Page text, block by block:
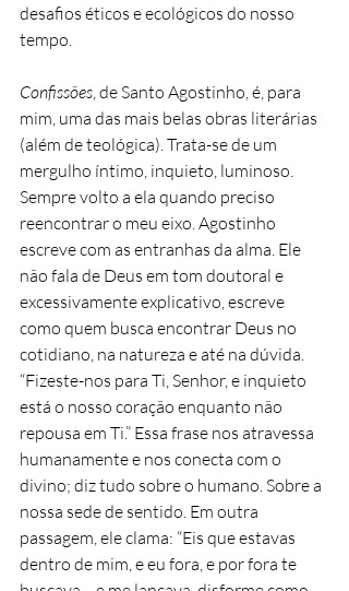
desafios éticos e ecológicos do nosso
tempo.
Confissões , de Santo Agostinho, é, para
mim, uma das mais belas obras literárias
(além de teológica). Trata-se de um
mergulho íntimo, inquieto, luminoso.
Sempre volto a ela quando preciso
reencontrar o meu eixo. Agostinho
escreve com as entranhas da alma. Ele
não fala de Deus em tom doutoral e
excessivamente explicativo, escreve
como quem busca encontrar Deus no
cotidiano, na natureza e até na dúvida.
“Fizeste-nos para Ti, Senhor, e inquieto
está o nosso coração enquanto não
repousa em Ti.” Essa frase nos atravessa
humanamente e nos conecta com o
divino; diz tudo sobre o humano. Sobre a
nossa sede de sentido. Em outra
passagem, ele clama: “Eis que estavas
dentro de mim, e eu fora, e por fora te